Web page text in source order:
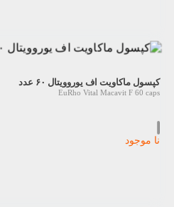
کپسول ماکاویت اف یوروویتال ۶۰ عدد
EuRho Vital Macavit F 60 caps
نا موجود